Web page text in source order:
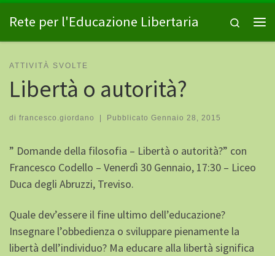
Passa al contenuto
Rete per l'Educazione Libertaria
Search
ATTIVITÀ SVOLTE
Libertà o autorità?
di francesco.giordano Pubblicato Gennaio 28, 2015
” Domande della filosofia – Libertà o autorità?” con
Francesco Codello – Venerdì 30 Gennaio, 17:30 – Liceo
Duca degli Abruzzi, Treviso.
Quale dev’essere il fine ultimo dell’educazione?
Insegnare l’obbedienza o sviluppare pienamente la
libertà dell’individuo? Ma educare alla libertà significa